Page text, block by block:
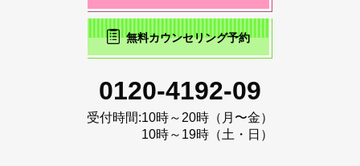
無料カウンセリング予約
0120-4192-09
受付時間:10時～20時（月〜金）
10時～19時（土・日）